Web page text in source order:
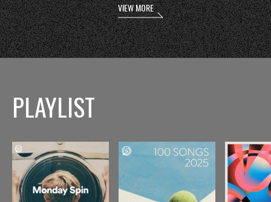
VIEW MORE
PLAYLIST